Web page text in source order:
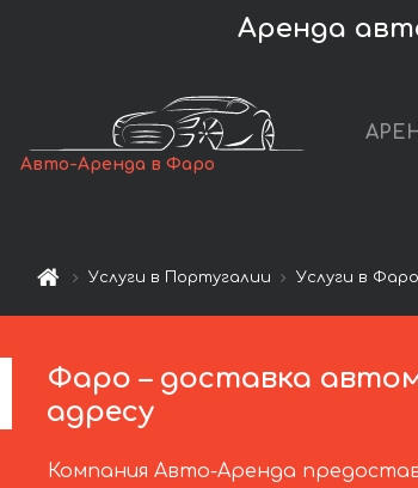
Аренда
Авто-Аренда в Фаро
Услуги в Португалии Услуги в Фаро
Фаро – доставка
адресу
Компания Авто-Аренда